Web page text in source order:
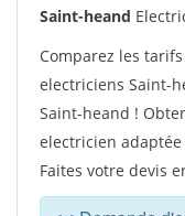
Saint-heand
Comparez les
electriciens Saint-
Saint-heand !
electricien
Faites votre devis